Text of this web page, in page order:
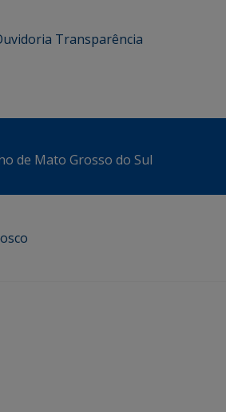
Transparência
de Mato Grosso do Sul